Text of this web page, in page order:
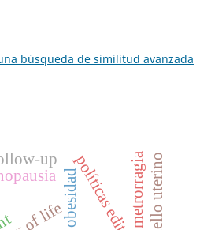
búsqueda de similitud avanzada
obesidad
up metrorragia